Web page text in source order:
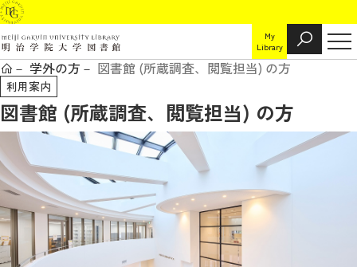
My
Library
学外の方 図書館 (所蔵調査、閲覧担当) の方
利用案内
図書館 (所蔵調査、閲覧担当) の方